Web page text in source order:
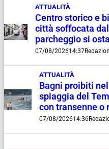
ATTUALITÀ
Centro storico e
città soffocata
parcheggio si
07/08/202614:37
ATTUALITÀ
Bagni proibiti
spiaggia del
con transenne o
07/08/202614:36